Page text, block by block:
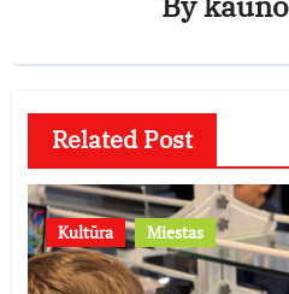
Related Post
Kultūra Miestas